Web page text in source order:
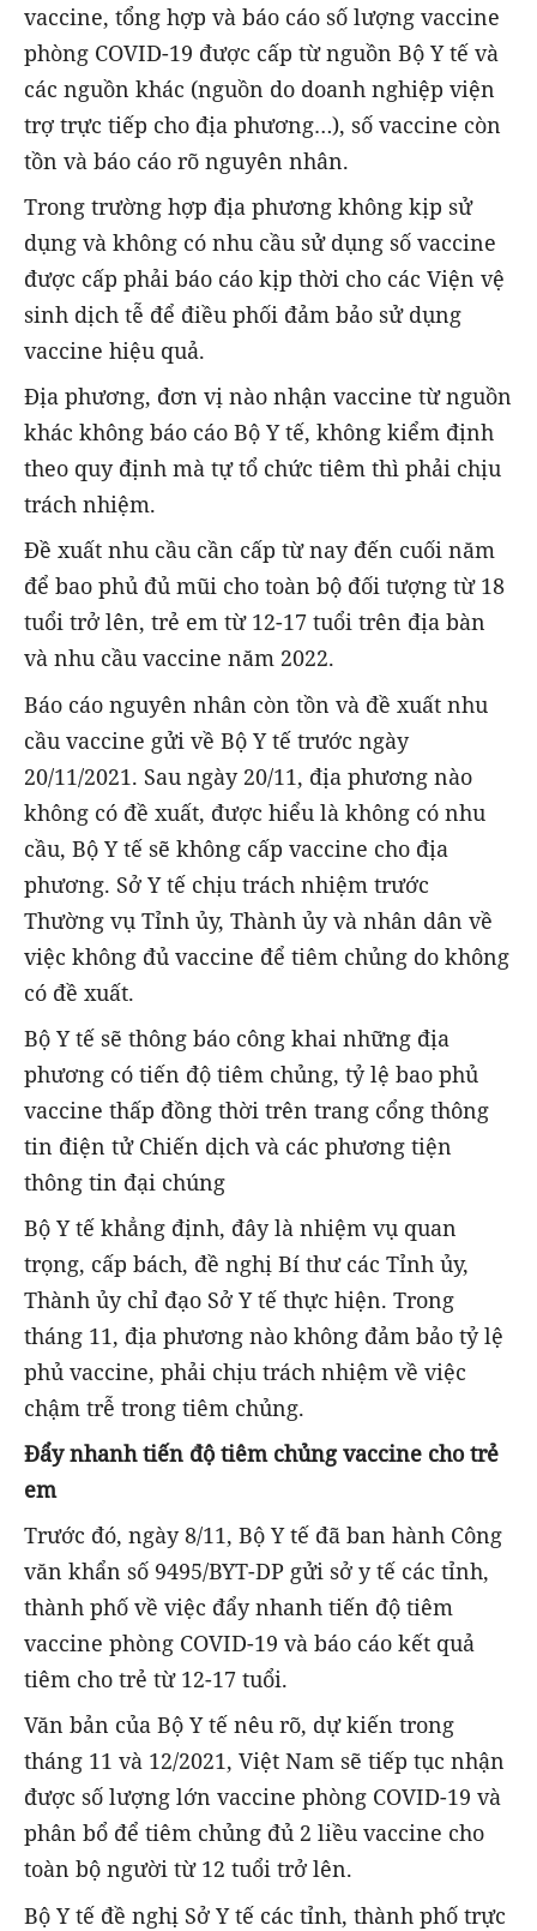
vaccine, tổng hợp và báo cáo số lượng vaccine
phòng COVID-19 được cấp từ nguồn Bộ Y tế và
các nguồn khác (nguồn do doanh nghiệp viện
trợ trực tiếp cho địa phương…), số vaccine còn
tồn và báo cáo rõ nguyên nhân.
Trong trường hợp địa phương không kịp sử
dụng và không có nhu cầu sử dụng số vaccine
được cấp phải báo cáo kịp thời cho các Viện vệ
sinh dịch tễ để điều phối đảm bảo sử dụng
vaccine hiệu quả.
Địa phương, đơn vị nào nhận vaccine từ nguồn
khác không báo cáo Bộ Y tế, không kiểm định
theo quy định mà tự tổ chức tiêm thì phải chịu
trách nhiệm.
Đề xuất nhu cầu cần cấp từ nay đến cuối năm
để bao phủ đủ mũi cho toàn bộ đối tượng từ 18
tuổi trở lên, trẻ em từ 12-17 tuổi trên địa bàn
và nhu cầu vaccine năm 2022.
Báo cáo nguyên nhân còn tồn và đề xuất nhu
cầu vaccine gửi về Bộ Y tế trước ngày
20/11/2021. Sau ngày 20/11, địa phương nào
không có đề xuất, được hiểu là không có nhu
cầu, Bộ Y tế sẽ không cấp vaccine cho địa
phương. Sở Y tế chịu trách nhiệm trước
Thường vụ Tỉnh ủy, Thành ủy và nhân dân về
việc không đủ vaccine để tiêm chủng do không
có đề xuất.
Bộ Y tế sẽ thông báo công khai những địa
phương có tiến độ tiêm chủng, tỷ lệ bao phủ
vaccine thấp đồng thời trên trang cổng thông
tin điện tử Chiến dịch và các phương tiện
thông tin đại chúng
Bộ Y tế khẳng định, đây là nhiệm vụ quan
trọng, cấp bách, đề nghị Bí thư các Tỉnh ủy,
Thành ủy chỉ đạo Sở Y tế thực hiện. Trong
tháng 11, địa phương nào không đảm bảo tỷ lệ
phủ vaccine, phải chịu trách nhiệm về việc
chậm trễ trong tiêm chủng.
Đẩy nhanh tiến độ tiêm chủng vaccine cho trẻ
em
Trước đó, ngày 8/11, Bộ Y tế đã ban hành Công
văn khẩn số 9495/BYT-DP gửi sở y tế các tỉnh,
thành phố về việc đẩy nhanh tiến độ tiêm
vaccine phòng COVID-19 và báo cáo kết quả
tiêm cho trẻ từ 12-17 tuổi.
Văn bản của Bộ Y tế nêu rõ, dự kiến trong
tháng 11 và 12/2021, Việt Nam sẽ tiếp tục nhận
được số lượng lớn vaccine phòng COVID-19 và
phân bổ để tiêm chủng đủ 2 liều vaccine cho
toàn bộ người từ 12 tuổi trở lên.
Bộ Y tế đề nghị Sở Y tế các tỉnh, thành phố trực